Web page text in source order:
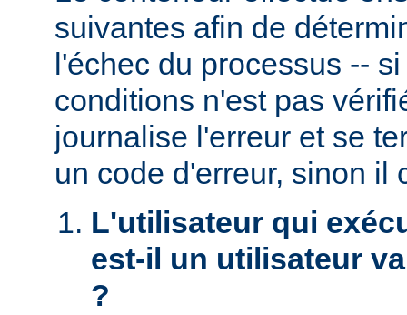
suivantes afin de
l'échec du processus --
conditions n'est pas
journalise l'erreur et se
un code d'erreur, sinon il
L'utilisateur qui
est-il un utilisateur
?